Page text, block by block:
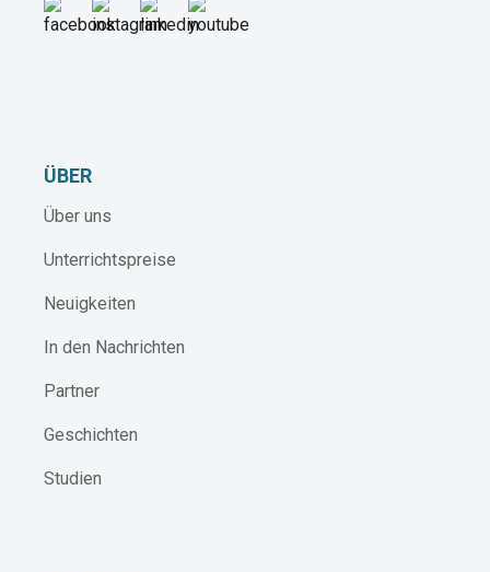
ÜBER
Über uns
Unterrichtspreise
Neuigkeiten
In den Nachrichten
Partner
Geschichten
Studien